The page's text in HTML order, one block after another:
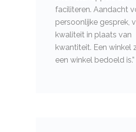
faciliteren. Aandacht
persoonlijke gesprek,
kwaliteit in plaats van
kwantiteit. Een winkel
een winkel bedoeld is.”